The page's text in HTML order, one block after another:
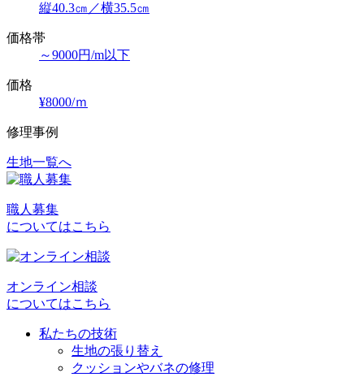
縦40.3㎝／横35.5㎝
価格帯
～9000円/m以下
価格
¥8000/ｍ
修理事例
投
ナ
ビ
ー
生地一覧へ
職人募集
についてはこちら
オンライン相談
についてはこちら
私たちの技術
生地の張り替え
クッションやバネの修理